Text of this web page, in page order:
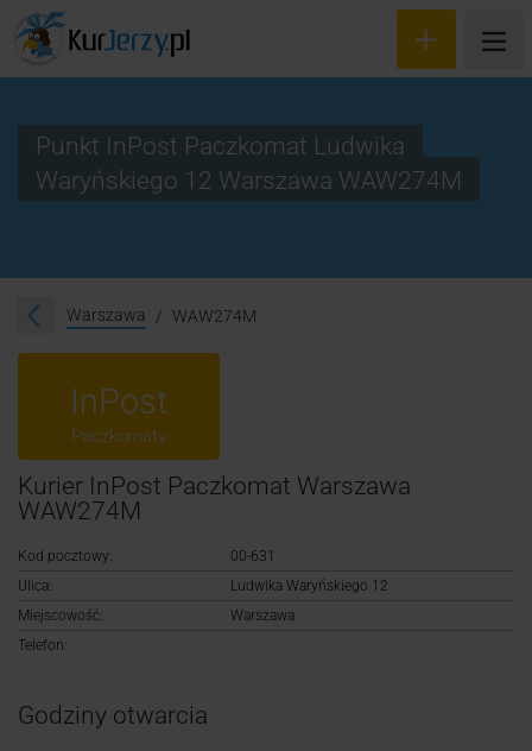
Śledzenie przesyłki
Rejestracja
Punkt InPost Paczkomat Ludwika
Waryńskiego 12 Warszawa WAW274M
Warszawa WAW274M
InPost
Paczkomaty
Kurier InPost Paczkomat Warszawa
WAW274M
Kod pocztowy:
00-631
Ulica:
Ludwika Waryńskiego 12
Miejscowość:
Warszawa
Telefon:
Godziny otwarcia